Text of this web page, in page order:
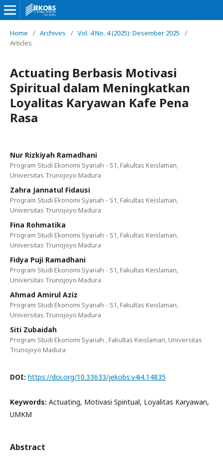
Home / Archives / Vol. 4 No. 4 (2025): Desember 2025
/
Articles
Actuating Berbasis Motivasi
Spiritual dalam Meningkatkan
Loyalitas Karyawan Kafe Pena
Rasa
Nur Rizkiyah Ramadhani
Program Studi Ekonomi Syariah - S1, Fakultas Keislaman,
Universitas Trunojoyo Madura
Zahra Jannatul Fidausi
Program Studi Ekonomi Syariah - S1, Fakultas Keislaman,
Universitas Trunojoyo Madura
Fina Rohmatika
Program Studi Ekonomi Syariah - S1, Fakultas Keislaman,
Universitas Trunojoyo Madura
Fidya Puji Ramadhani
Program Studi Ekonomi Syariah - S1, Fakultas Keislaman,
Universitas Trunojoyo Madura
Ahmad Amirul Aziz
Program Studi Ekonomi Syariah - S1, Fakultas Keislaman,
Universitas Trunojoyo Madura
Siti Zubaidah
Program Studi Ekonomi Syariah , Fakultas Keislaman, Universitas
Trunojoyo Madura
DOI: https://doi.org/10.33633/jekobs.v4i4.14835
Keywords: Actuating, Motivasi Spiritual, Loyalitas Karyawan,
UMKM
Abstract